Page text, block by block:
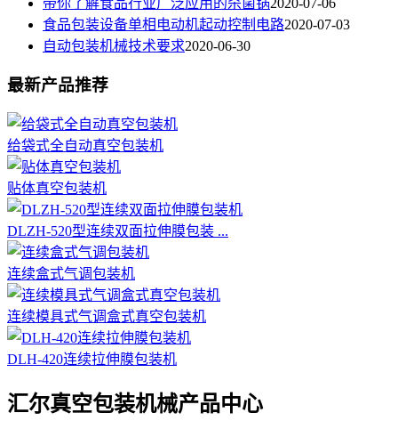
食品包装设备单相电动机起动控制电路2020-07-03
自动包装机械技术要求2020-06-30
最新产品推荐
给袋式全自动真空包装机
贴体真空包装机
DLZH-520型连续双面拉伸膜包装 ...
连续盒式气调包装机
连续模具式气调盒式真空包装机
DLH-420连续拉伸膜包装机
汇尔真空包装机械产品中心